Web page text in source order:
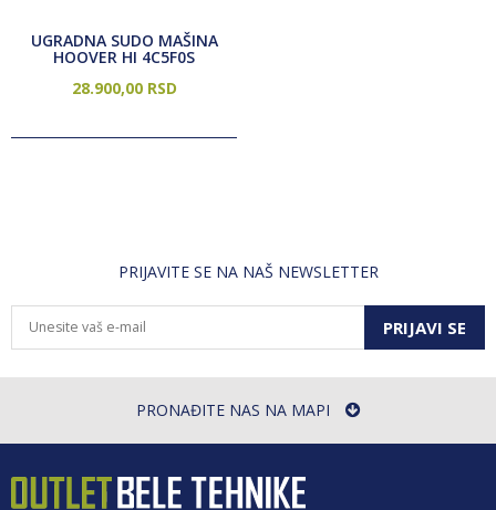
UGRADNA SUDO MAŠINA
HOOVER HI 4C5F0S
28.900,00 RSD
PRIJAVITE SE NA NAŠ NEWSLETTER
PRIJAVI SE
PRONAĐITE NAS NA MAPI